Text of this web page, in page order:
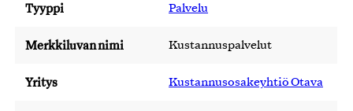
Tyyppi Palvelu
Merkkiluvan nimi Kustannuspalvelut
Yritys Kustannusosakeyhtiö Otava